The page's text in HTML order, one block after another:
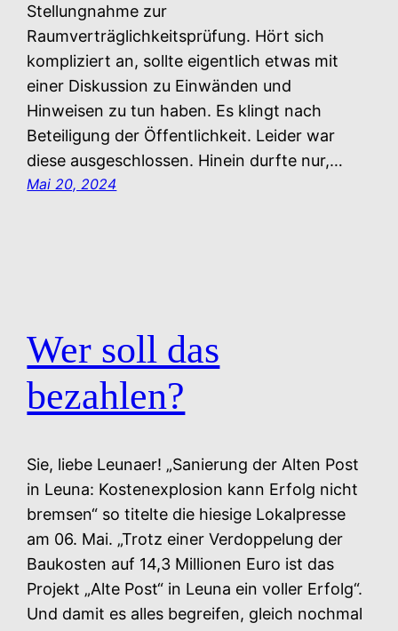
Stellungnahme zur
Raumverträglichkeitsprüfung. Hört sich
kompliziert an, sollte eigentlich etwas mit
einer Diskussion zu Einwänden und
Hinweisen zu tun haben. Es klingt nach
Beteiligung der Öffentlichkeit. Leider war
diese ausgeschlossen. Hinein durfte nur,…
Mai 20, 2024
Wer soll das
bezahlen?
Sie, liebe Leunaer! „Sanierung der Alten Post
in Leuna: Kostenexplosion kann Erfolg nicht
bremsen“ so titelte die hiesige Lokalpresse
am 06. Mai. „Trotz einer Verdoppelung der
Baukosten auf 14,3 Millionen Euro ist das
Projekt „Alte Post“ in Leuna ein voller Erfolg“.
Und damit es alles begreifen, gleich nochmal